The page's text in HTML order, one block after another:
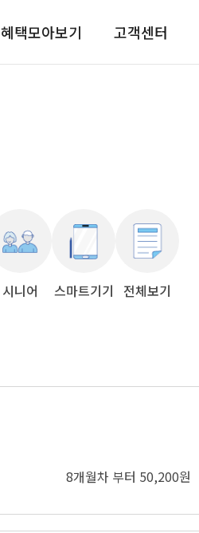
혜택모아보기 고객센터
시니어 스마트기기 전체보기
8개월차 부터 50,200원